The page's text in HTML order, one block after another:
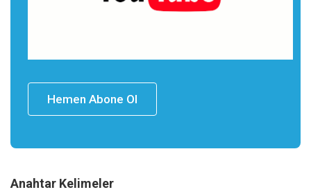
Hemen Abone Ol
Anahtar Kelimeler